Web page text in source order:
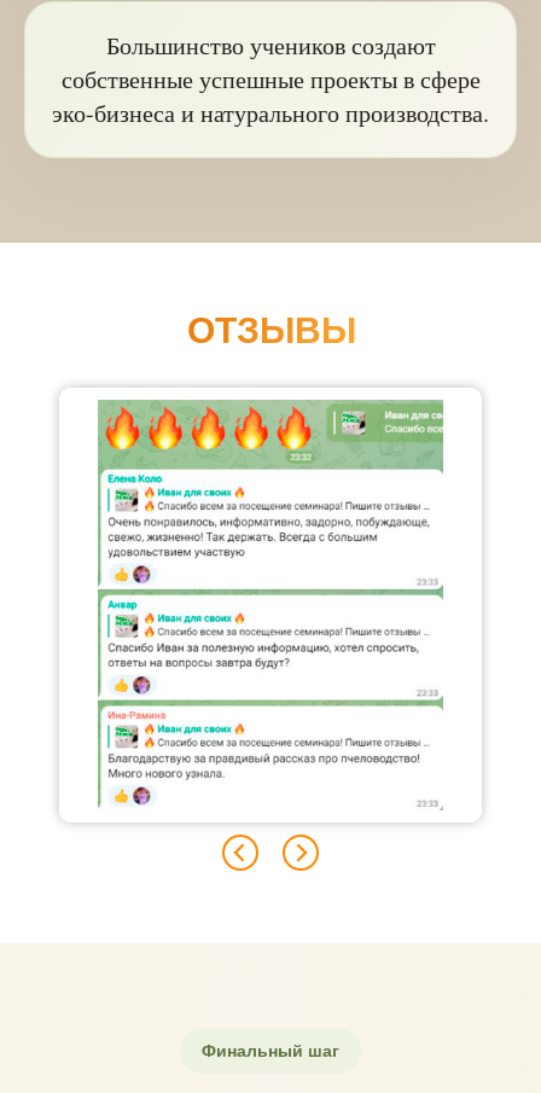
Большинство учеников создают
собственные успешные проекты в сфере
эко-бизнеса и натурального производства.
ОТЗЫВЫ
Финальный шаг